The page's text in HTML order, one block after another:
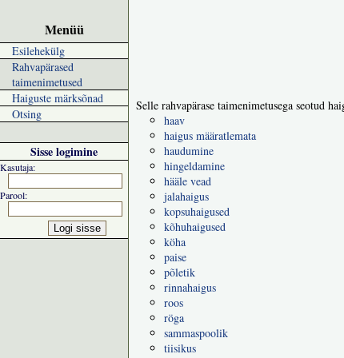
Menüü
Esilehekülg
Rahvapärased
taimenimetused
Haiguste märksõnad
Otsing
Sisse logimine
Kasutaja:
Parool:
Selle rahvapärase taimenimetusega seotud
haav
haigus määratlemata
haudumine
hingeldamine
hääle vead
jalahaigus
kopsuhaigused
kõhuhaigused
köha
paise
põletik
rinnahaigus
roos
röga
sammaspoolik
tiisikus